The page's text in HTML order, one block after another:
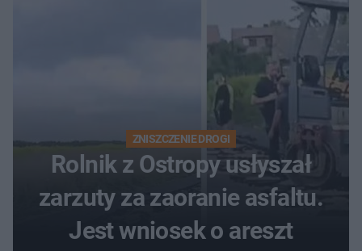
ZNISZCZENIE DROGI
Rolnik z Ostropy usłyszał
zarzuty za zaoranie asfaltu.
Jest wniosek o areszt